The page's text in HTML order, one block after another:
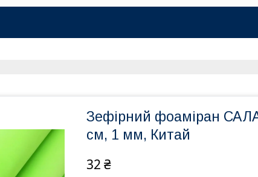
Зефірний фоаміран
см, 1 мм, Китай
32 ₴